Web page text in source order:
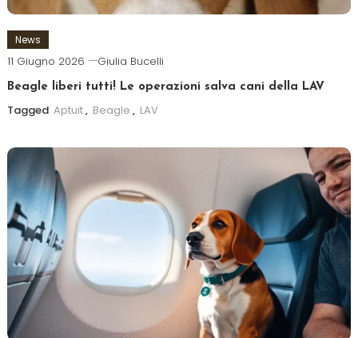
News
11 Giugno 2026 Giulia Bucelli
Beagle liberi tutti! Le operazioni salva cani della LAV
Tagged Aptuit, Beagle , LAV